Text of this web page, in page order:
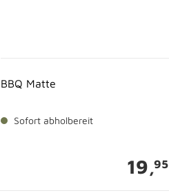
BBQ Matte
Sofort abholbereit
19,95